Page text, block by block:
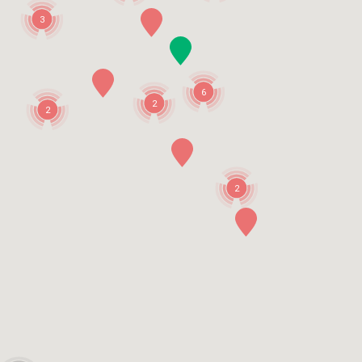
2
2
6
2
3